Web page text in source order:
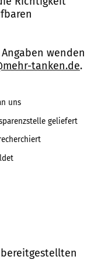
wenden
tanken.de.
uns
geliefert